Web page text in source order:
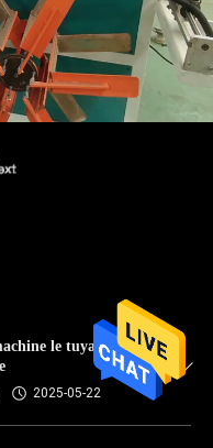
le tuyau
2025-05-22